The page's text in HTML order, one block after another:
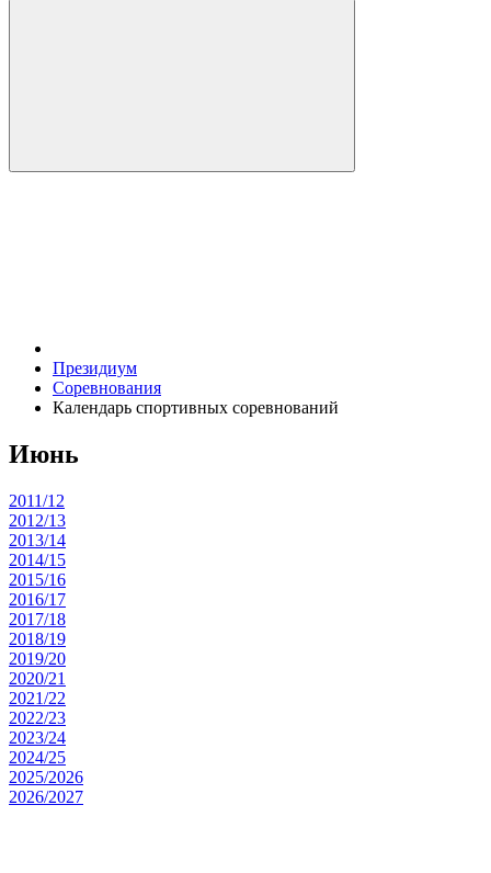
Президиум
Соревнования
Календарь спортивных соревнований
Июнь
2011/12
2012/13
2013/14
2014/15
2015/16
2016/17
2017/18
2018/19
2019/20
2020/21
2021/22
2022/23
2023/24
2024/25
2025/2026
2026/2027